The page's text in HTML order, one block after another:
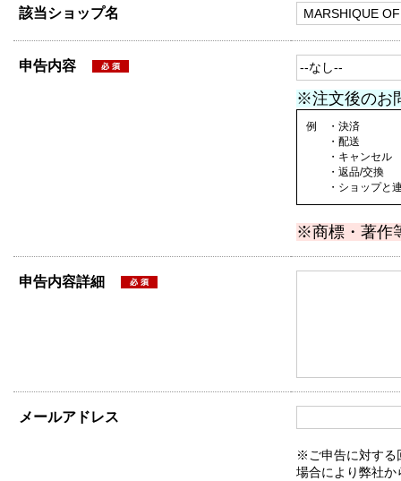
該当ショップ名
申告内容
※注文後のお
例 ・決済
・配送
・キャンセル
・返品/交換
・ショップと連
※商標・著作
申告内容詳細
メールアドレス
※ご申告に対する
場合により弊社か